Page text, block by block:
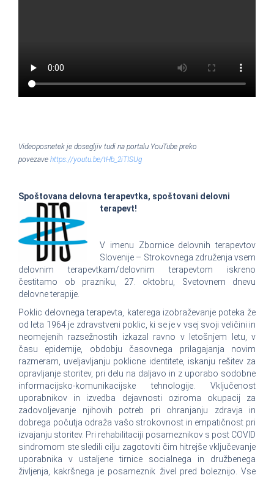
Videoposnetek je dosegljiv tudi na portalu YouTube preko
povezave https://youtu.be/tHb_2iTISUg
Spoštovana delovna terapevtka, spoštovani delovni
terapevt!
V imenu Zbornice delovnih terapevtov
Slovenije – Strokovnega združenja vsem
delovnim terapevtkam/delovnim terapevtom iskreno
čestitamo ob prazniku, 27. oktobru, Svetovnem dnevu
delovne terapije.
Poklic delovnega terapevta, katerega izobraževanje poteka že
od leta 1964 je zdravstveni poklic, ki se je v vsej svoji veličini in
neomejenih razsežnostih izkazal ravno v letošnjem letu, v
času epidemije, obdobju časovnega prilagajanja novim
razmeram, uveljavljanju poklicne identitete, iskanju rešitev za
opravljanje storitev, pri delu na daljavo in z uporabo sodobne
informacijsko-komunikacijske tehnologije. Vključenost
uporabnikov in izvedba dejavnosti oziroma okupacij za
zadovoljevanje njihovih potreb pri ohranjanju zdravja in
dobrega počutja odraža vašo strokovnost in empatičnost pri
izvajanju storitev. Pri rehabilitaciji posameznikov s post COVID
sindromom ste sledili cilju zagotoviti čim hitrejše vključevanje
uporabnika v ustaljene tirnice socialnega in družbenega
življenja, kakršnega je posameznik živel pred boleznijo. Vse